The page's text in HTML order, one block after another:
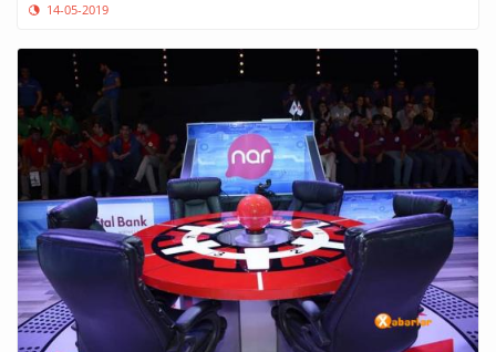
14-05-2019